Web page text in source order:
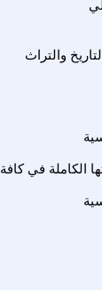
والتراث
الكاملة في كافة